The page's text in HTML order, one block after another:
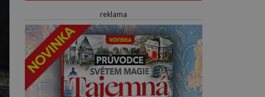
reklama